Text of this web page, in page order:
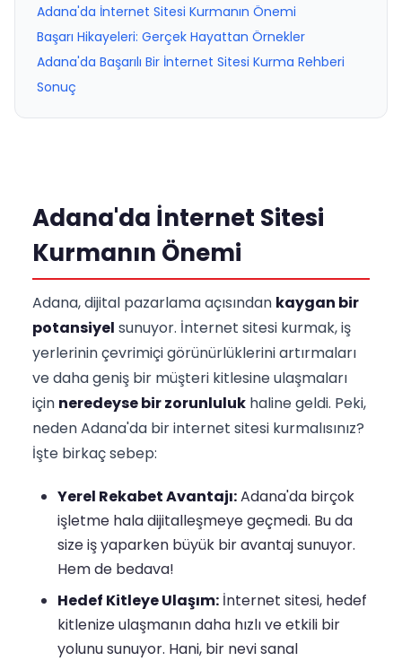
Adana'da İnternet Sitesi Kurmanın Önemi
Başarı Hikayeleri: Gerçek Hayattan Örnekler
Adana'da Başarılı Bir İnternet Sitesi Kurma Rehberi
Sonuç
Adana'da İnternet Sitesi
Kurmanın Önemi
Adana, dijital pazarlama açısından kaygan bir
potansiyel sunuyor. İnternet sitesi kurmak, iş
yerlerinin çevrimiçi görünürlüklerini artırmaları
ve daha geniş bir müşteri kitlesine ulaşmaları
için neredeyse bir zorunluluk haline geldi. Peki,
neden Adana'da bir internet sitesi kurmalısınız?
İşte birkaç sebep:
Yerel Rekabet Avantajı:Adana'da birçok
işletme hala dijitalleşmeye geçmedi. Bu da
size iş yaparken büyük bir avantaj sunuyor.
Hem de bedava!
Hedef Kitleye Ulaşım: İnternet sitesi, hedef
kitlenize ulaşmanın daha hızlı ve etkili bir
yolunu sunuyor. Hani, bir nevi sanal